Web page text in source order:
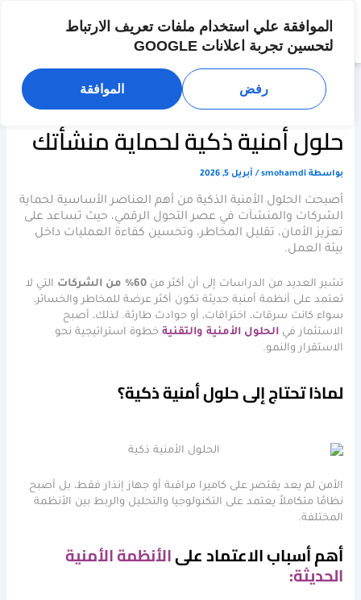
الموافقة علي استخدام ملفات تعريف الارتباط
لتحسين تجربة اعلانات GOOGLE
رفض الموافقة
المحتوى
حلول أمنية ذكية لحماية منشأتك
بواسطة smohamdi
/ أبريل 5, 2026
أصبحت الحلول الأمنية الذكية من أهم العناصر الأساسية لحماية
الشركات والمنشآت في عصر التحول الرقمي، حيث تساعد على
تعزيز الأمان، تقليل المخاطر، وتحسين كفاءة العمليات داخل
بيئة العمل.
تشير العديد من الدراسات إلى أن أكثر من60% من الشركات
التي لا
تعتمد على أنظمة أمنية حديثة تكون أكثر عرضة للمخاطر والخسائر،
سواء كانت سرقات، اختراقات، أو حوادث طارئة. لذلك، أصبح
الاستثمار في الحلول الأمنية والتقنية خطوة استراتيجية نحو
الاستقرار والنمو.
لماذا تحتاج إلى حلول أمنية ذكية؟
الأمن لم يعد يقتصر على كاميرا مراقبة أو جهاز إنذار فقط، بل أصبح
نظامًا متكاملاً يعتمد على التكنولوجيا والتحليل والربط بين الأنظمة
المختلفة.
أهم أسباب الاعتماد علىالأنظمة الأمنية
الحديثة: